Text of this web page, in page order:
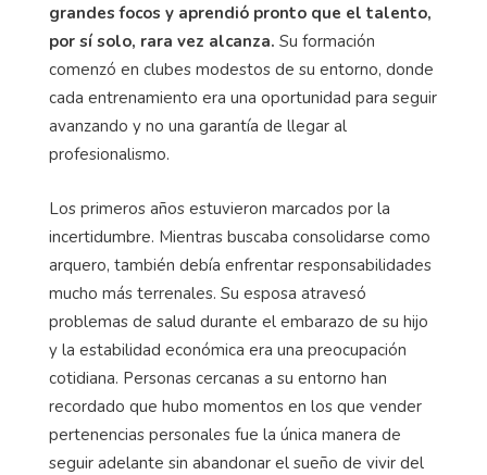
grandes focos y aprendió pronto que el talento,
por sí solo, rara vez alcanza. Su formación
comenzó en clubes modestos de su entorno, donde
cada entrenamiento era una oportunidad para seguir
avanzando y no una garantía de llegar al
profesionalismo.
Los primeros años estuvieron marcados por la
incertidumbre. Mientras buscaba consolidarse como
arquero, también debía enfrentar responsabilidades
mucho más terrenales. Su esposa atravesó
problemas de salud durante el embarazo de su hijo
y la estabilidad económica era una preocupación
cotidiana. Personas cercanas a su entorno han
recordado que hubo momentos en los que vender
pertenencias personales fue la única manera de
seguir adelante sin abandonar el sueño de vivir del